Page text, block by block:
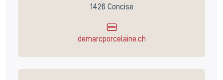
1426 Concise
demarcporcelaine.ch